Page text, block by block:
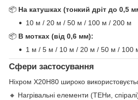
📦 На катушках (тонкий дріт до 0,5
10 м / 20 м / 50 м / 100 м / 200 м
📦 В мотках (від 0,6 мм):
1 м / 5 м / 10 м / 20 м / 50 м / 100
Сфери застосування
Ніхром Х20Н80 широко
🔸 Нагрівальні елементи (ТЕНи,